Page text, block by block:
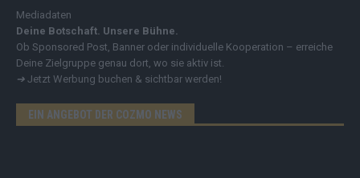
Mediadaten
Deine Botschaft. Unsere Bühne.
Ob Sponsored Post, Banner oder individuelle Kooperation – erreiche
Deine Zielgruppe genau dort, wo sie aktiv ist.
➔ Jetzt Werbung buchen & sichtbar werden!
EIN ANGEBOT DER COZMO NEWS